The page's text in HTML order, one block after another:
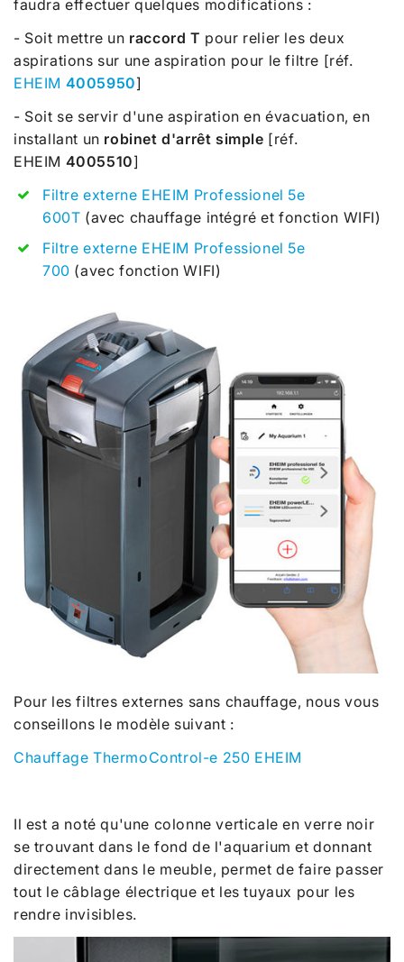
faudra effectuer quelques modifications :
- Soit mettre un raccord T pour relier les deux
aspirations sur une aspiration pour le filtre [réf.
EHEIM 4005950]
- Soit se servir d'une aspiration en évacuation, en
installant un robinet d'arrêt simple [réf.
EHEIM 4005510]
Filtre externe EHEIM Professionel 5e
600T (avec chauffage intégré et fonction WIFI)
Filtre externe EHEIM Professionel 5e
700 (avec fonction WIFI)
Pour les filtres externes sans chauffage, nous vous
conseillons le modèle suivant :
Chauffage ThermoControl-e 250 EHEIM
Il est a noté qu'une colonne verticale en verre noir
se trouvant dans le fond de l'aquarium et donnant
directement dans le meuble, permet de faire passer
tout le câblage électrique et les tuyaux pour les
rendre invisibles.